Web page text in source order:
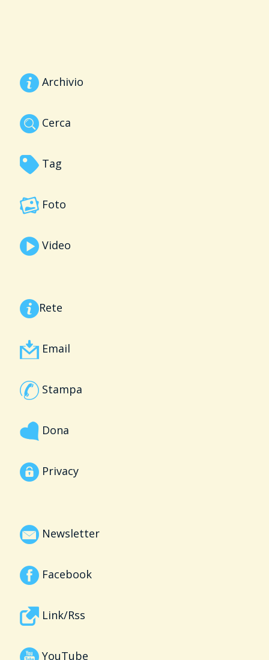
Archivio
Cerca
Tag
Foto
Video
Rete
Email
Stampa
Dona
Privacy
Newsletter
Facebook
Link/Rss
YouTube